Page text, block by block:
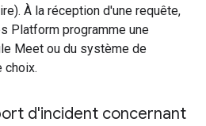
À la réception d'une requête,
Platform programme une
Meet ou du système de
choix.
d'incident concernant